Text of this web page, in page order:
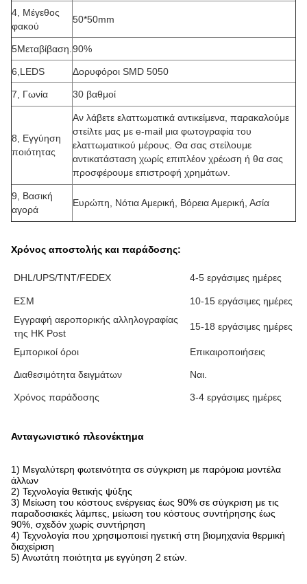
4, Μέγεθος
φακού
50*50mm
5Μεταβίβαση. 90%
6,LEDS Δορυφόροι SMD 5050
7, Γωνία 30 βαθμοί
8, Εγγύηση
ποιότητας
Αν λάβετε ελαττωματικά αντικείμενα, παρακαλούμε
στείλτε μας με e-mail μια φωτογραφία του
ελαττωματικού μέρους. Θα σας στείλουμε
αντικατάσταση χωρίς επιπλέον χρέωση ή θα σας
προσφέρουμε επιστροφή χρημάτων.
9, Βασική
αγορά
Ευρώπη, Νότια Αμερική, Βόρεια Αμερική, Ασία
Χρόνος αποστολής και παράδοσης:
DHL/UPS/TNT/FEDEX 4-5 εργάσιμες ημέρες
ΕΣΜ
10-15 εργάσιμες ημέρες
Εγγραφή αεροπορικής αλληλογραφίας
της HK Post
15-18 εργάσιμες ημέρες
Εμπορικοί όροι Επικαιροποιήσεις
Διαθεσιμότητα δειγμάτων Ναι.
Χρόνος παράδοσης 3-4 εργάσιμες ημέρες
Ανταγωνιστικό πλεονέκτημα
1) Μεγαλύτερη φωτεινότητα σε σύγκριση με παρόμοια μοντέλα
άλλων
2) Τεχνολογία θετικής ψύξης
3) Μείωση του κόστους ενέργειας έως 90% σε σύγκριση με τις
παραδοσιακές λάμπες, μείωση του κόστους συντήρησης έως
90%, σχεδόν χωρίς συντήρηση
4) Τεχνολογία που χρησιμοποιεί ηγετική στη βιομηχανία θερμική
διαχείριση
5) Ανωτάτη ποιότητα με εγγύηση 2 ετών.